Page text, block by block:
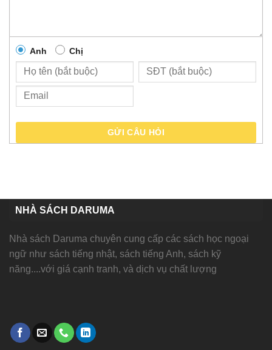
Anh Chị
GỬI CÂU HỎI
NHÀ SÁCH DARUMA
Nhà sách Daruma chuyên cung cấp các sách học ngoại
ngữ như sách tiếng nhật, sách tiếng Anh, sách kỹ
năng....với giá cạnh tranh, và dịch vụ chất lượng